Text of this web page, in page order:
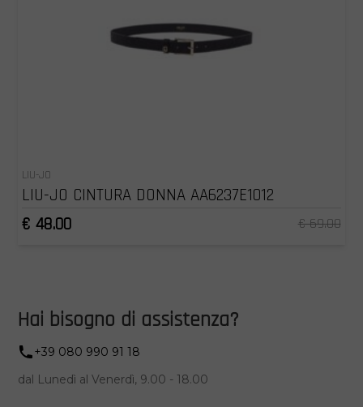
LIU-JO
LIU-JO CINTURA DONNA AA6237E1012
€ 48.00
€ 69.00
Hai bisogno di assistenza?
+39 080 990 91 18
dal Lunedì al Venerdì, 9.00 - 18.00